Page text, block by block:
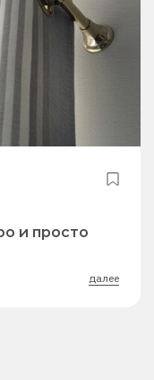
и просто
далее